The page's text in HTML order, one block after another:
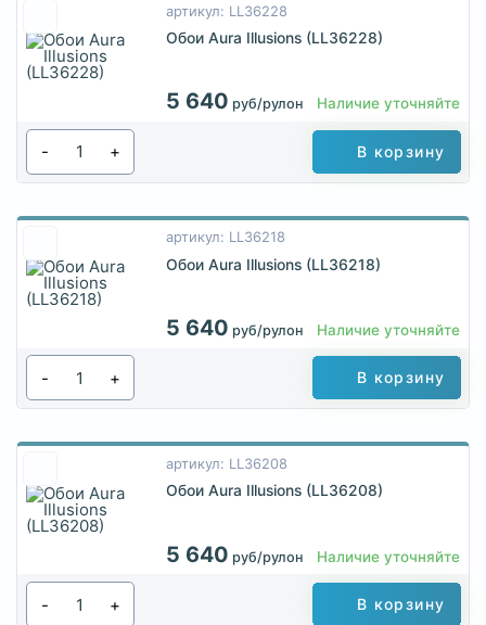
артикул: LL36228
Обои Aura Illusions (LL36228)
5 640 руб/рулон Наличие уточняйте
- + В корзину
артикул: LL36218
Обои Aura Illusions (LL36218)
5 640 руб/рулон Наличие уточняйте
- + В корзину
артикул: LL36208
Обои Aura Illusions (LL36208)
5 640 руб/рулон Наличие уточняйте
- + В корзину